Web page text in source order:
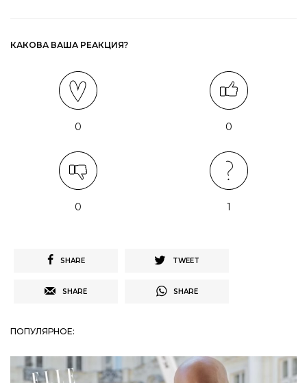
КАКОВА ВАША РЕАКЦИЯ?
0 0
0 1
SHARE TWEET
SHARE SHARE
ПОПУЛЯРНОЕ: